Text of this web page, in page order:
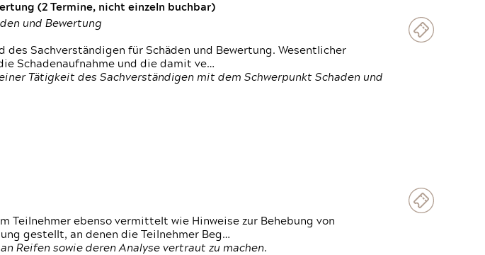
(2 Termine, nicht einzeln buchbar)
und Bewertung
Sachverständigen für Schäden und Bewertung. Wesentlicher
Schadenaufnahme und die damit ve…
Tätigkeit des Sachverständigen mit dem Schwerpunkt Schaden und
Teilnehmer ebenso vermittelt wie Hinweise zur Behebung von
gestellt, an denen die Teilnehmer Beg…
Reifen sowie deren Analyse vertraut zu machen.